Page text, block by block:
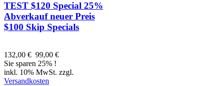
TEST $120 Special 25%
Abverkauf neuer Preis
$100 Skip Specials
132,00 € 99,00 €
Sie sparen 25% !
inkl. 10% MwSt. zzgl.
Versandkosten